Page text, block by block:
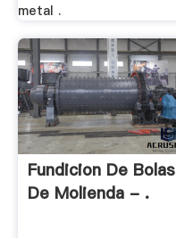
metal .
Fundicion De Bolas
De Molienda - .